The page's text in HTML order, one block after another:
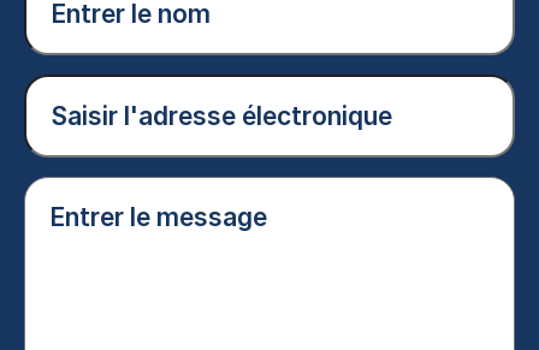
nom
(Nécessaire)
Courriel
(Nécessaire)
Entrer